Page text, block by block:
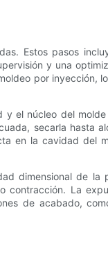
Estos pasos
y una
por inyección,
el núcleo del
secarla hasta
en la cavidad del
dimensional de la
contracción. La
de acabado,